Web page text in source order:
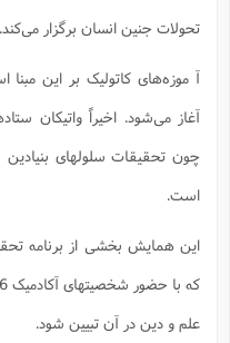
تحولات جنین انسان برگزار می‌کند.
آ موزه‌های کاتولیک بر این مبنا
آغاز می‌شود. اخیراً واتیکان
چون تحقیقات سلولهای بنیادین
است.
این همایش بخشی از برنامه
علم و دین در آن تبیین شود.